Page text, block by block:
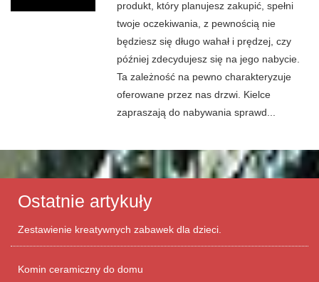
produkt, który planujesz zakupić, spełni
twoje oczekiwania, z pewnością nie
będziesz się długo wahał i prędzej, czy
później zdecydujesz się na jego nabycie.
Ta zależność na pewno charakteryzuje
oferowane przez nas drzwi. Kielce
zapraszają do nabywania sprawd...
Ostatnie artykuły
Zestawienie kreatywnych zabawek dla dzieci.
Komin ceramiczny do domu